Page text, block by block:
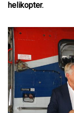
helikopter.